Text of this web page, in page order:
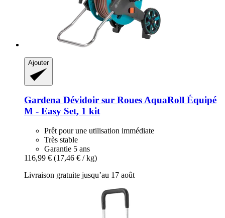
Ajouter
Gardena Dévidoir sur Roues AquaRoll Équipé
M -​ Easy Set, 1 kit
Prêt pour une utilisation immédiate
Très stable
Garantie 5 ans
116,99 € (17,46 € / kg)
Livraison gratuite jusqu’au 17 août